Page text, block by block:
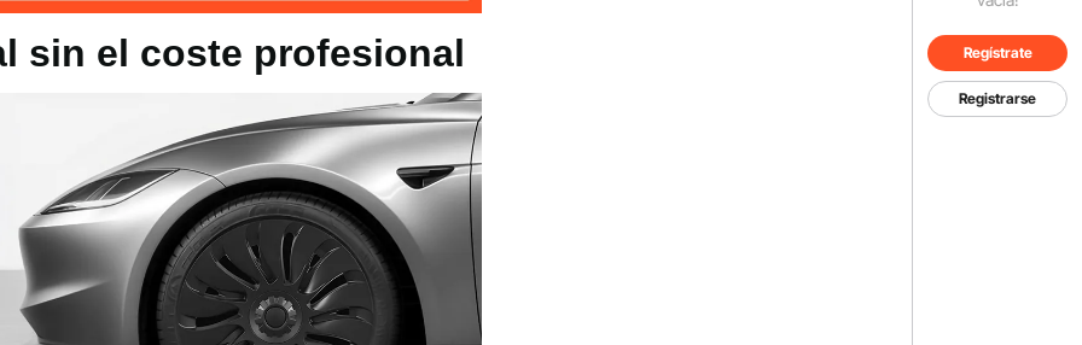
Regístrate
Registrarse
sin el coste profesional